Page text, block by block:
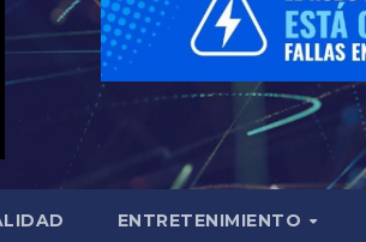
ENTRETENIMIENTO